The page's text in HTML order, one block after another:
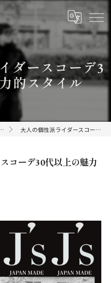
ダースコーデ3
的スタイル
大人の個性派ライダースコーデ30代以上の魅力的スタイル
コーデ30代以上の魅力